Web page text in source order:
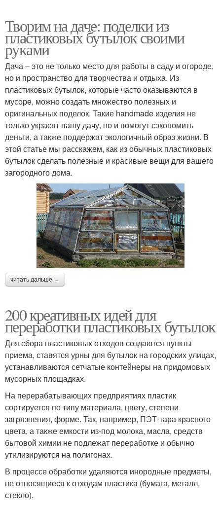
Творим на даче: поделки из
пластиковых бутылок своими
руками
Дача – это не только место для работы в саду и огороде,
но и пространство для творчества и отдыха. Из
пластиковых бутылок, которые часто оказываются в
мусоре, можно создать множество полезных и
оригинальных поделок. Такие handmade изделия не
только украсят вашу дачу, но и помогут сэкономить
деньги, а также поддержат экологичный образ жизни. В
этой статье мы расскажем, как из обычных пластиковых
бутылок сделать полезные и красивые вещи для вашего
загородного дома.
читать дальше →
200 креативных идей для
переработки пластиковых бутылок
Для сбора пластиковых отходов создаются пункты
приема, ставятся урны для бутылок на городских улицах,
устанавливаются сетчатые контейнеры на придомовых
мусорных площадках.
На перерабатывающих предприятиях пластик
сортируется по типу материала, цвету, степени
загрязнения, форме. Так, например, ПЭТ-тара красного
цвета, а также емкости из-под молока, масла, средств
бытовой химии не подлежат переработке и обычно
утилизируются на полигонах.
В процессе обработки удаляются инородные предметы,
не относящиеся к отходам пластика (бумага, металл,
стекло).